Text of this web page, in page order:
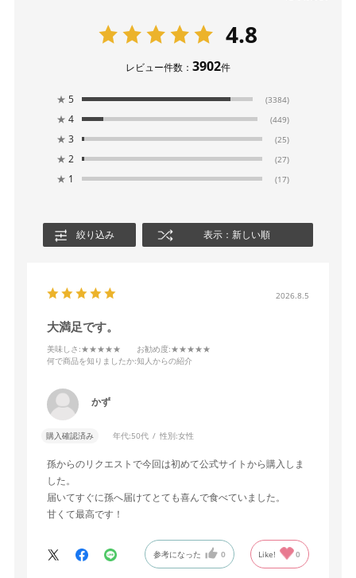
4.8
レビュー件数： 3902件
★ 5 (3384)
★ 4 (449)
★ 3 (25)
★ 2 (27)
★ 1 (17)
絞り込み 表示：新しい順
2026.8.5
大満足です。
美味しさ :★★★★★ お勧め度:★★★★★
何で商品を知りましたか:知人からの紹介
かず
購入確認済み 年代:50代 性別:女性
孫からのリクエストで今回は初めて公式サイトから購入しま
した。
届いてすぐに孫へ届けてとても喜んで食べていました。
甘くて最高です！
参考になった 0 Like! 0